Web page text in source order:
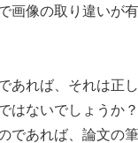
画像の取り違いが
れば、それは正
はないでしょうか
であれば、論文の